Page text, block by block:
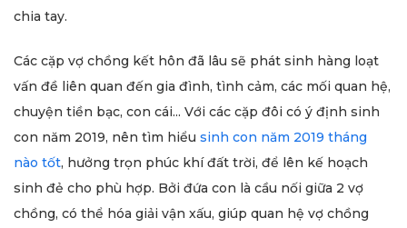
chia tay.
Các cặp vợ chồng kết hôn đã lâu sẽ phát sinh hàng loạt
vấn đề liên quan đến gia đình, tình cảm, các mối quan hệ,
chuyện tiền bạc, con cái... Với các cặp đôi có ý định sinh
con năm 2019, nên tìm hiểu sinh con năm 2019 tháng
nào tốt, hưởng trọn phúc khí đất trời, để lên kế hoạch
sinh đẻ cho phù hợp. Bởi đứa con là cầu nối giữa 2 vợ
chồng, có thể hóa giải vận xấu, giúp quan hệ vợ chồng